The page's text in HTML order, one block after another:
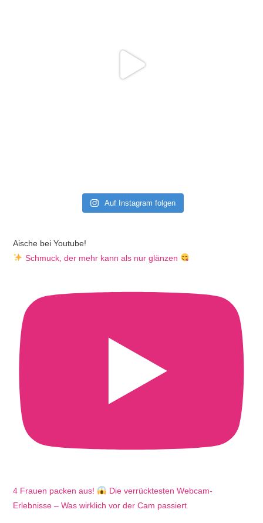
Auf Instagram folgen
Aische bei Youtube!
Schmuck, der mehr kann als nur glänzen
4 Frauen packen aus!
Die verrücktesten Webcam-
Erlebnisse – Was wirklich vor der Cam passiert